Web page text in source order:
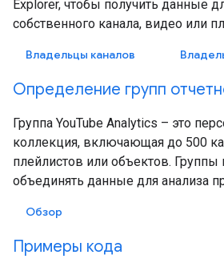
Explorer, чтобы получить данные
собственного канала, видео или
Владельцы каналов
Определение групп
Группа YouTube Analytics – это
коллекция, включающая до 500
плейлистов или объектов.
объединять данные для анализа
Обзор
Примеры кода